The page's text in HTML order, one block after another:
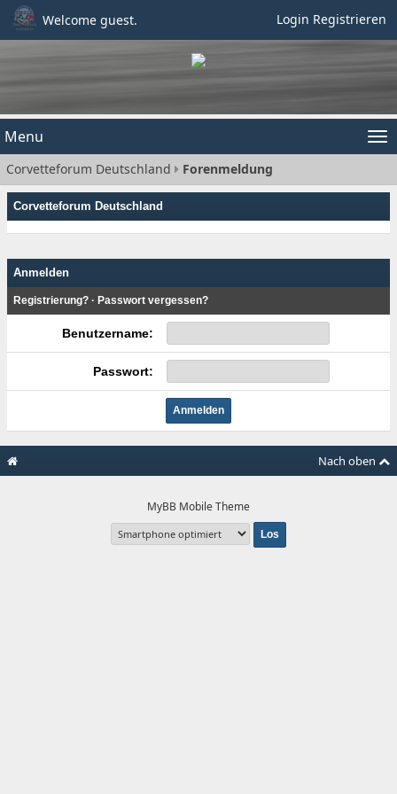
Welcome guest. Login Registrieren
Menu
Corvetteforum Deutschland Forenmeldung
Corvetteforum Deutschland
Anmelden
Registrierung? · Passwort vergessen?
Benutzername:
Passwort:
Nach oben
MyBB Mobile Theme